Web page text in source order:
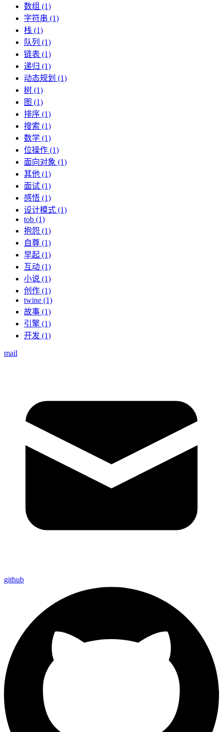
数组 (1)
字符串 (1)
栈 (1)
队列 (1)
链表 (1)
递归 (1)
动态规划 (1)
树 (1)
图 (1)
排序 (1)
搜索 (1)
数学 (1)
位操作 (1)
面向对象 (1)
其他 (1)
面试 (1)
感悟 (1)
设计模式 (1)
tob (1)
抱怨 (1)
自尊 (1)
早起 (1)
互动 (1)
小说 (1)
创作 (1)
twine (1)
故事 (1)
引擎 (1)
开发 (1)
mail
github